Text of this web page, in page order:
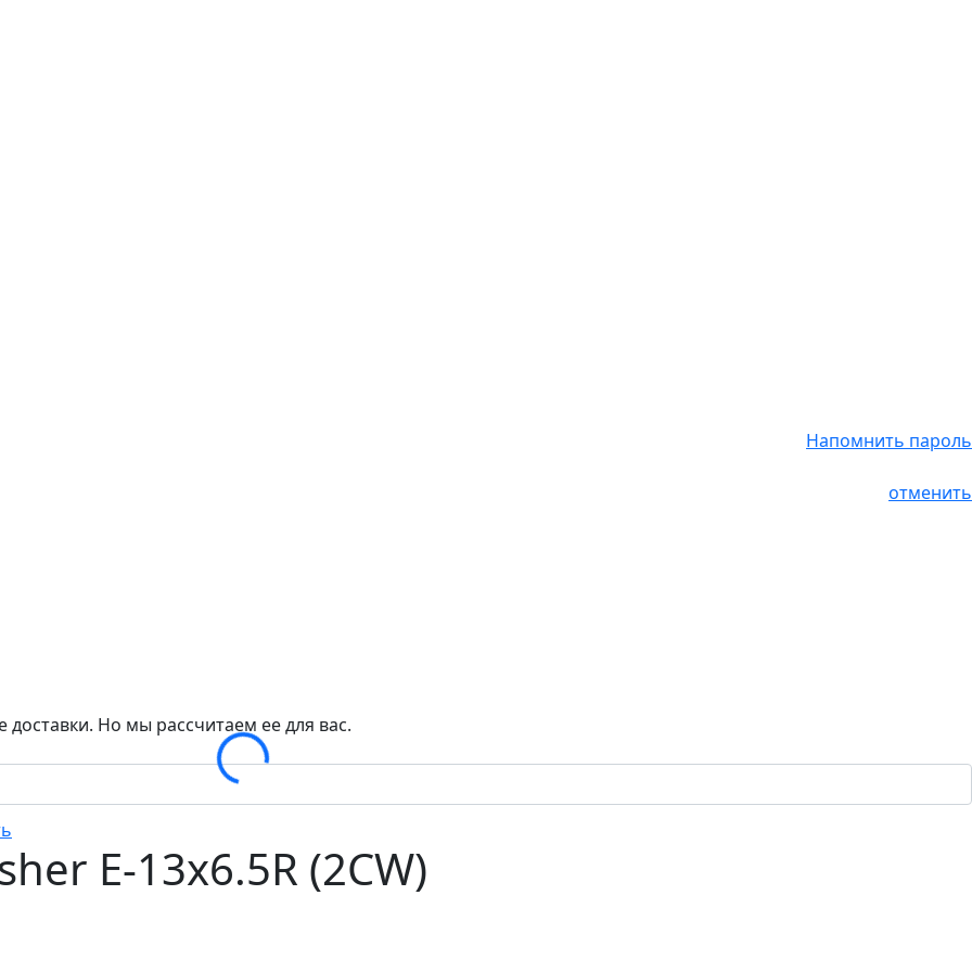
Напомнить пароль
отменить
Но мы рассчитаем ее для вас.
Loading...
E-13x6.5R (2CW)